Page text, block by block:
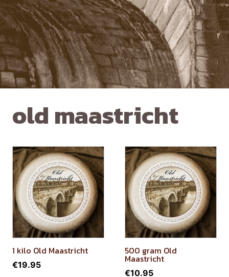
old maastricht
1 kilo Old Maastricht
€19.95
500 gram Old
Maastricht
€10.95